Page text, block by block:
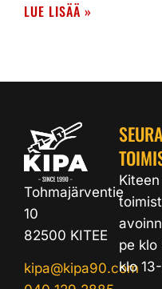
LUE LISÄÄ »
Tohmajärventie
10
82500 KITEE
kipa@kipa90.com
pe klo
klo